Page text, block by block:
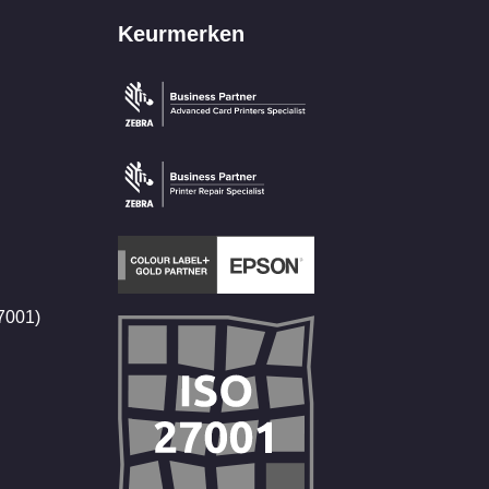
Keurmerken